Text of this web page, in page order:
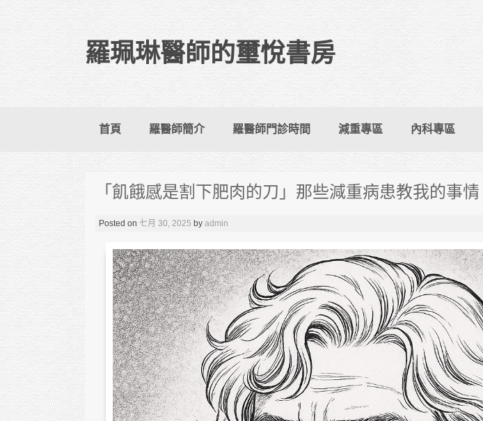
羅珮琳醫師的璽悅書房
Skip to content
首頁 羅醫師簡介 羅醫師門診時間 減重專區 內科專區
「飢餓感是割下肥肉的刀」那些減重病患教我的事情
Posted on 七月 30, 2025 by admin